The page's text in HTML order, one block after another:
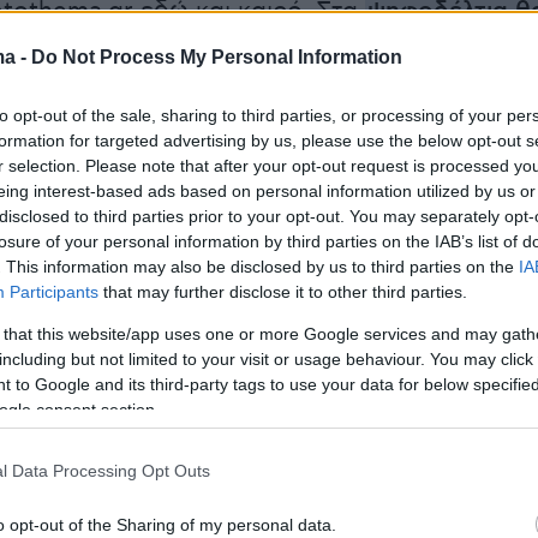
- Do Not Process My Personal Information
opt-out of the sale, sharing to third parties, or processing of your
for targeted advertising by us, please use the below opt-out
selection. Please note that after your opt-out request is processed
interest-based ads based on personal information utilized by us
to third parties prior to your opt-out. You may separately
of your personal information by third parties on the IAB’s list of
This information may also be disclosed by us to third parties on the
Participants that may further disclose it to other third parties.
that this website/app uses one or more Google services and may
but not limited to your visit or usage behaviour. You may
to Google and its third-party tags to use your data for below
consent section.
Data Processing Opt Outs
opt-out of the Sharing of my personal data.
εδώ και καιρό. Στα ψηφοδέλτια
ανανέωσηκαι με πολιτευτές της γενιάς
κόμματος θα είναι ξανά υποψήφιοι, εκτός
ΧαλκιδικήςΓιώργου Βαγιωνάπου
αποσυρθεί και του βουλευτή ΗλείαςΚώστα
είναι σε τροχιά διαφωνίας με τη ΝΔ και
να διεκδικήσει την περιφέρεια
απέναντι στον νυν περιφερειάρχη,
Νεκτάριο Φαρμάκη.
των ψηφοδελτίων, η πολιτική
τον χρόνο που θα στηθούν οι κάλπες, αλλά
της αυτοδυναμίας ή μη. Ο υπουργός